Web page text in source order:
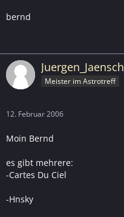
bernd
Juergen_Jaensch
Meister im Astrotreff
12. Februar 2006
Moin Bernd
es gibt mehrere:
-Cartes Du Ciel
-Hnsky